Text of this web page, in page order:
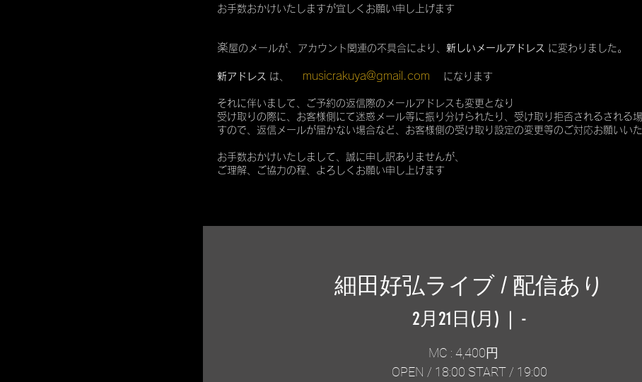
お手数おかけいたしますが宜しくお願い申し上げます
楽屋のメールが、アカウント関連の不具合により、 新しいメールアドレス に変わりました。
新アドレス は、 musicrakuya@gmail.com になります
それに伴いまして、ご予約の返信際のメールアドレスも変更となり
受け取りの際に、お客様側にて迷惑メール等に振り分けられたり、受け取り拒否されるされる
すので、返信メールが届かない場合など、お客様側の受け取り設定の変更等のご対応お願いい
お手数おかけいたしまして、誠に申し訳ありませんが、
ご理解、ご協力の程、よろしくお願い申し上げます
細田好弘ライブ / 配信あり
2月21日(月)
  |
-
MC : 4,400円
OPEN / 18:00 START / 19:00